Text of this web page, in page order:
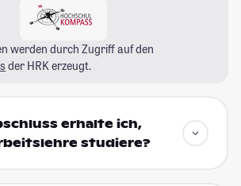
werden durch Zugriff auf den
der HRK erzeugt.
erhalte ich,
studiere?